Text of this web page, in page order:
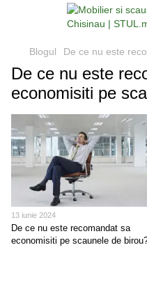
Blogul De ce nu este
De ce nu este
economisiti pe
13 iunie 2024
De ce nu este recomandat sa
economisiti pe scaunele de